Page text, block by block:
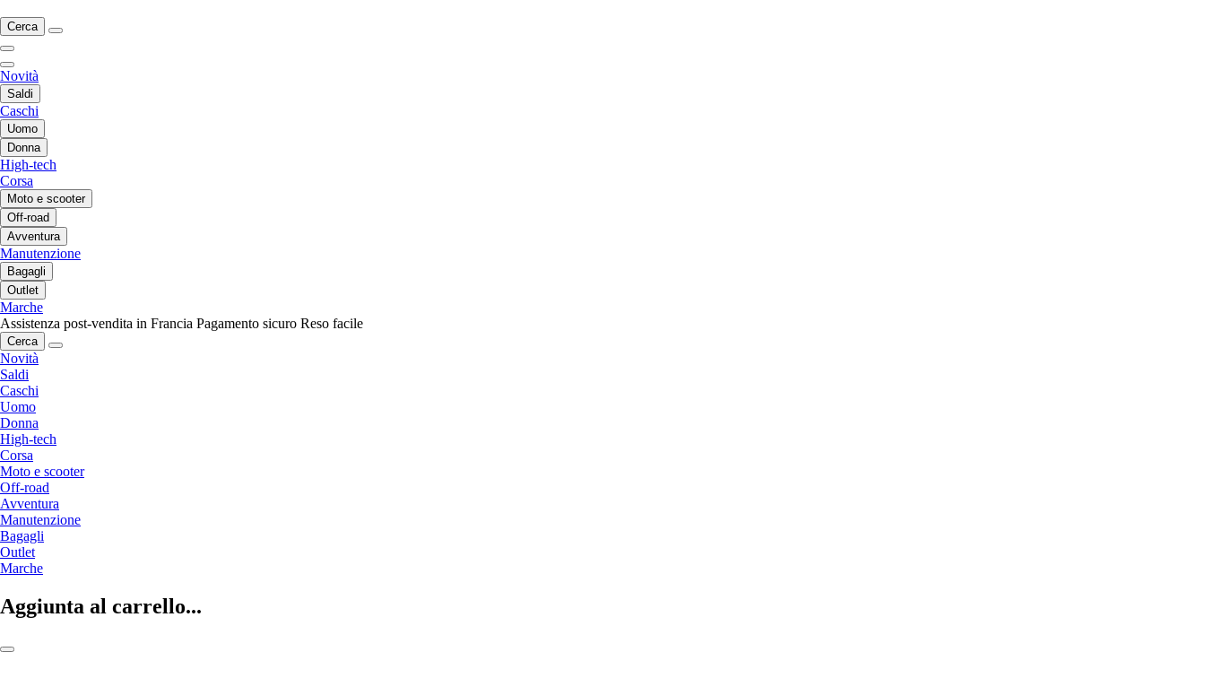
Cerca
Novità
Saldi
Caschi
Uomo
Donna
High-tech
Corsa
Moto e scooter
Off-road
Avventura
Manutenzione
Bagagli
Outlet
Marche
Assistenza post-vendita in Francia Pagamento sicuro Reso facile
Cerca
Novità
Saldi
Caschi
Uomo
Donna
High-tech
Corsa
Moto e scooter
Off-road
Avventura
Manutenzione
Bagagli
Outlet
Marche
Aggiunta al carrello...